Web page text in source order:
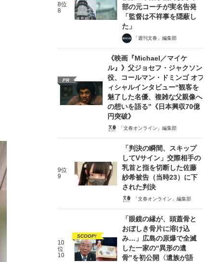
8位
8
部の元コーチが実名告発
「監督は不祥事を隠蔽し
た」
「週刊文春」編集部
PR
《映画『Michael／マイケ
ル』》父ジョセフ・ジャクソン
役、コールマン・ドミンゴ オフ
ィシャルインタビュー“観客を
魅了した名優、複雑な父親像へ
の想いを語る”《日本興収70億
円突破》
「文春オンライン」編集部
9位
9
「判決の瞬間、スキップ
してVサイン」交際相手の
乳首と指を切断した佐藤
紗希被告（当時23）に下
された判決
「文春オンライン」編集部
10
位
10
SCOOP!
「眼鏡の縁が、頭蓋骨と
おぼしき骨片に溶け込
み…」広島の原爆で全滅
した一家の“異形の遺
骨”を初公開〈遺族が語